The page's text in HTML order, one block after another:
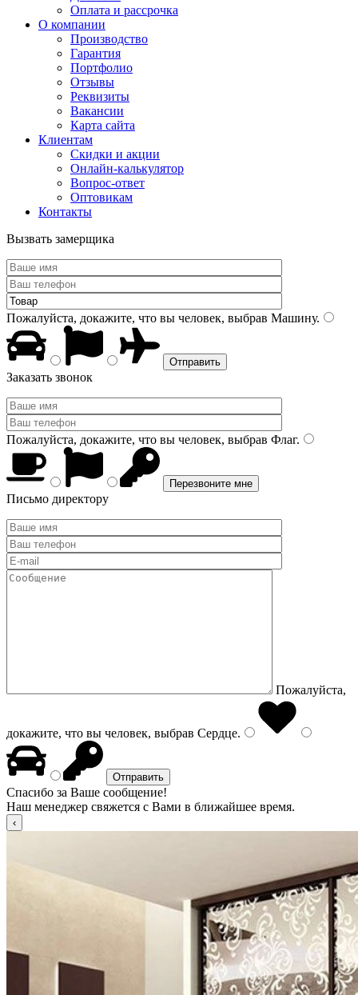
Оплата и рассрочка
О компании
Производство
Гарантия
Портфолио
Отзывы
Реквизиты
Вакансии
Карта сайта
Клиентам
Скидки и акции
Онлайн-калькулятор
Вопрос-ответ
Оптовикам
Контакты
Вызвать замерщика
Пожалуйста, докажите, что вы человек, выбрав Машину.
Заказать звонок
Пожалуйста, докажите, что вы человек, выбрав Флаг.
Письмо директору
Пожалуйста,
докажите, что вы человек, выбрав Сердце.
Спасибо за Ваше сообщение!
Наш менеджер свяжется с Вами в ближайшее время.